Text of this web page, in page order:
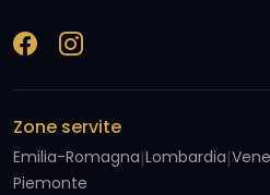
Zone servite
Emilia-Romagna|Lombardia|
Piemonte